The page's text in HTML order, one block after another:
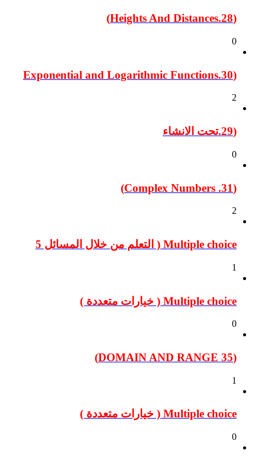
(28.Heights And Distances)
0
(30.Exponential and Logarithmic Functions
2
(29.تحت الانشاء
0
(31. Complex Numbers)
2
Multiple choice ( التعلم من خلال المسائل 5
1
Multiple choice ( خيارات متعددة )
0
(35 DOMAIN AND RANGE)
1
Multiple choice ( خيارات متعددة )
0